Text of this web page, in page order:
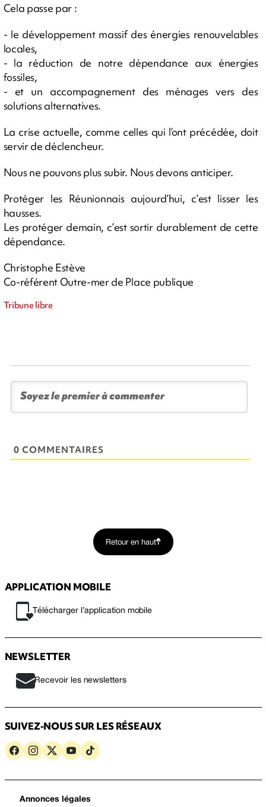
Cela passe par :
- le développement massif des énergies renouvelables
locales,
- la réduction de notre dépendance aux énergies
fossiles,
- et un accompagnement des ménages vers des
solutions alternatives.
La crise actuelle, comme celles qui l’ont précédée, doit
servir de déclencheur.
Nous ne pouvons plus subir. Nous devons anticiper.
Protéger les Réunionnais aujourd’hui, c’est lisser les
hausses.
Les protéger demain, c’est sortir durablement de cette
dépendance.
Christophe Estève
Co-référent Outre-mer de Place publique
Tribune libre
0 COMMENTAIRES
Retour en haut
APPLICATION MOBILE
Télécharger l’application mobile
NEWSLETTER
Recevoir les newsletters
SUIVEZ-NOUS SUR LES RÉSEAUX
Annonces légales